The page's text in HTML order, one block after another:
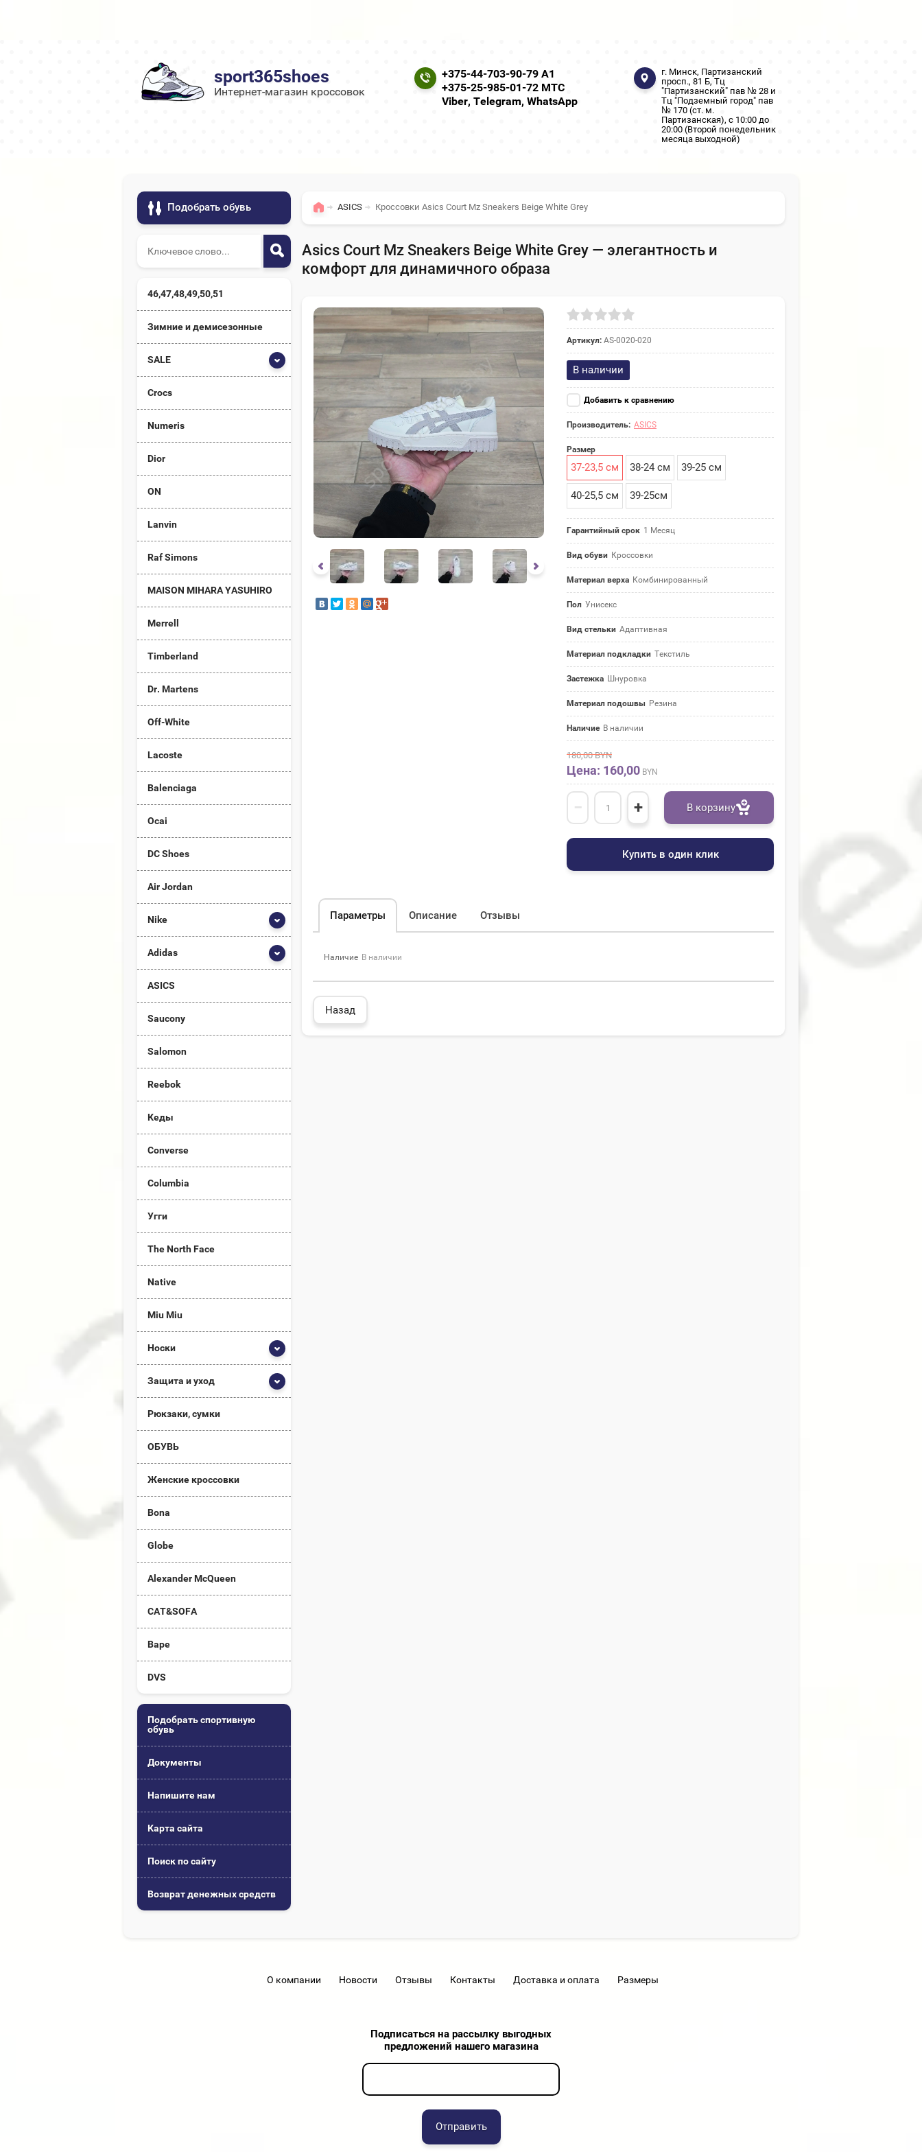
sport365shoes
Интернет-магазин кроссовок
+375-44-703-90-79 А1
+375-25-985-01-72 МТС
Viber, Telegram, WhatsApp
г. Минск, Партизанский
просп., 81 Б, Тц
"Партизанский" пав № 28 и
Тц "Подземный город" пав
№ 170 (ст. м.
Партизанская), с 10:00 до
20:00 (Второй понедельник
месяца выходной)
Подобрать обувь
46,47,48,49,50,51
Зимние и демисезонные
SALE
Crocs
Numeris
Dior
ON
Lanvin
Raf Simons
MAISON MIHARA YASUHIRO
Merrell
Timberland
Dr. Martens
Off-White
Lacoste
Balenciaga
Ocai
DC Shoes
Air Jordan
Nike
Adidas
ASICS
Saucony
Salomon
Reebok
Кеды
Converse
Columbia
Угги
The North Face
Native
Miu Miu
Носки
Защита и уход
Рюкзаки, сумки
ОБУВЬ
Женские кроссовки
Bona
Globe
Alexander McQueen
CAT&SOFA
Bape
DVS
Подобрать спортивную
обувь
Документы
Напишите нам
Карта сайта
Поиск по сайту
Возврат денежных средств
ASICS Кроссовки Asics Court Mz Sneakers Beige White Grey
Asics Court Mz Sneakers Beige White Grey — элегантность и
комфорт для динамичного образа
Артикул: AS-0020-020
В наличии
Добавить к сравнению
Производитель: ASICS
Размер
37-23,5 см 38-24 см 39-25 см
40-25,5 см 39-25см
Гарантийный срок 1 Месяц
Вид обуви Кроссовки
Материал верха Комбинированный
Пол Унисекс
Вид стельки Адаптивная
Материал подкладки Текстиль
Застежка Шнуровка
Материал подошвы Резина
Наличие В наличии
180,00BYN
Цена: 160,00 BYN
− + В корзину
Купить в один клик
Параметры Описание Отзывы
Наличие В наличии
Назад
О компании Новости Отзывы Контакты Доставка и оплата Размеры
Подписаться на рассылку выгодных
предложений нашего магазина
Отправить